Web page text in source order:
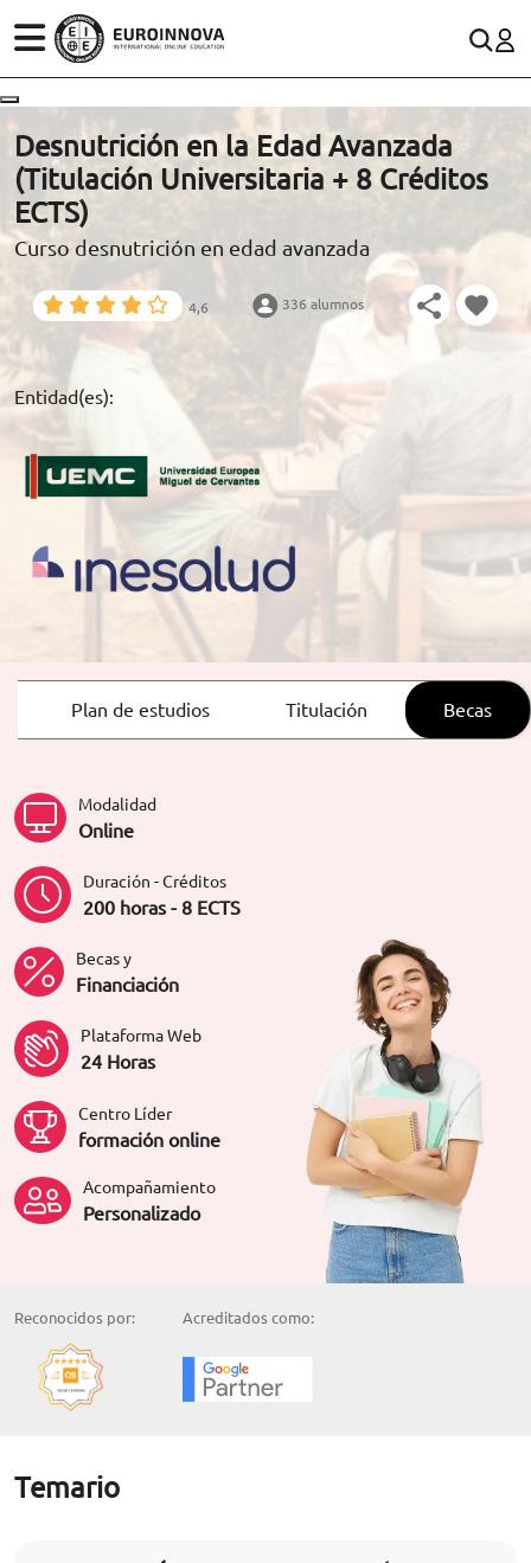
ÁREAS
ESTUDIOS
CONOCE EUROINNOVA
BECAS Y FINANCIACIÓN
RECURSOS EDUCATIVOS
ARTÍCULOS
ORIENTACIÓN LABORAL
CONTACTO
(+34)958 050 200(gratuito en España)
900 831 200
TRABAJA CON NOSOTROS
Desnutrición en la Edad Avanzada
(Titulación Universitaria + 8 Créditos
ECTS)
Curso desnutrición en edad avanzada
4,6 336 alumnos
Entidad(es):
Plan de estudios Titulación Becas
Modalidad
Online
Duración - Créditos
200 horas - 8 ECTS
Becas y
Financiación
Plataforma Web
24 Horas
Centro Líder
formación online
Acompañamiento
Personalizado
Reconocidos por: Acreditados como:
Temario